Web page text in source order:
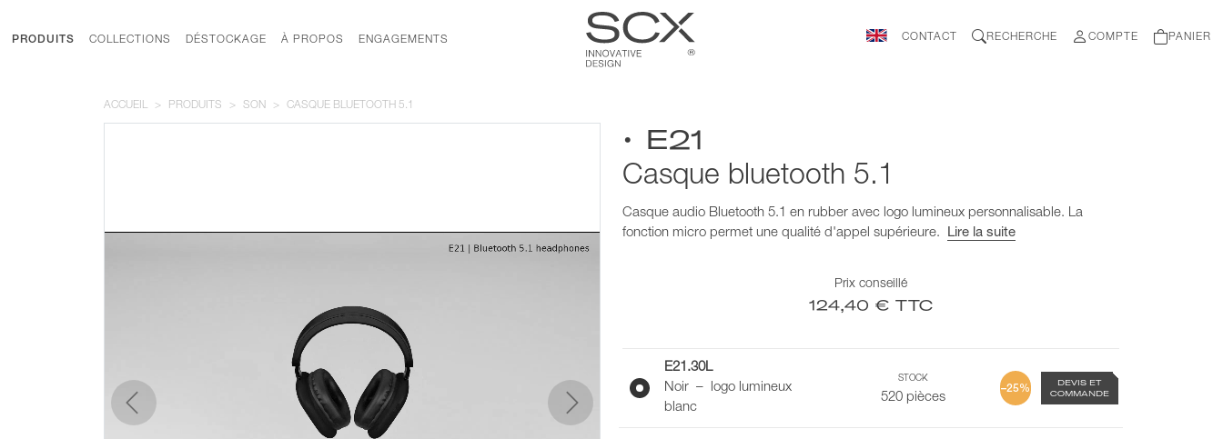
PRODUITS COLLECTIONS DÉSTOCKAGE À PROPOS ENGAGEMENTS CONTACT RECHERCHE COMPTE PANIER
ACCUEIL PRODUITS SON CASQUE BLUETOOTH 5.1
précédent suivant
• E21
Casque bluetooth 5.1
Casque audio Bluetooth 5.1 en rubber avec logo lumineux personnalisable. La
fonction micro permet une qualité d'appel supérieure. Lire la suite
Prix conseillé
124,40 € TTC
E21.30L
Noir – logo lumineux
blanc
STOCK
520 pièces
–25%
DEVIS ET
COMMANDE